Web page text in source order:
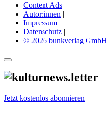
Content Ads |
Autor:innen |
Impressum |
Datenschutz |
© 2026 bunkverlag GmbH
Jetzt kostenlos abonnieren